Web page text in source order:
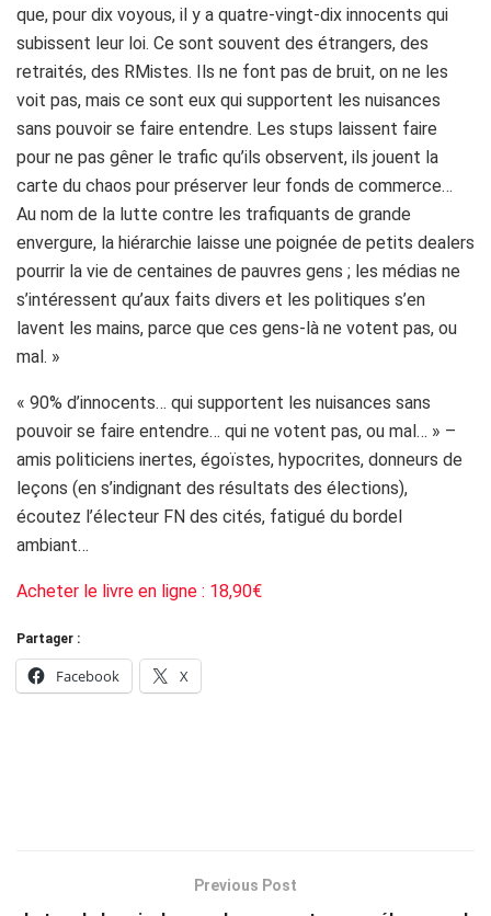
que, pour dix voyous, il y a quatre-vingt-dix innocents qui
subissent leur loi. Ce sont souvent des étrangers, des
retraités, des RMistes. Ils ne font pas de bruit, on ne les
voit pas, mais ce sont eux qui supportent les nuisances
sans pouvoir se faire entendre. Les stups laissent faire
pour ne pas gêner le trafic qu’ils observent, ils jouent la
carte du chaos pour préserver leur fonds de commerce…
Au nom de la lutte contre les trafiquants de grande
envergure, la hiérarchie laisse une poignée de petits dealers
pourrir la vie de centaines de pauvres gens ; les médias ne
s’intéressent qu’aux faits divers et les politiques s’en
lavent les mains, parce que ces gens-là ne votent pas, ou
mal. »
« 90% d’innocents… qui supportent les nuisances sans
pouvoir se faire entendre… qui ne votent pas, ou mal… » –
amis politiciens inertes, égoïstes, hypocrites, donneurs de
leçons (en s’indignant des résultats des élections),
écoutez l’électeur FN des cités, fatigué du bordel
ambiant…
Acheter le livre en ligne : 18,90€
Partager :
Facebook X
Previous Post